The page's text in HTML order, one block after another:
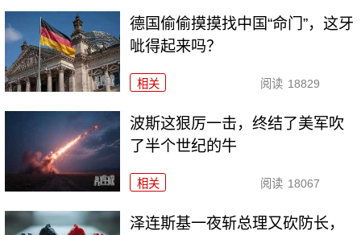
德国偷偷摸摸找中国“命门”，这牙
呲得起来吗？
相关 阅读 18829
波斯这狠厉一击，终结了美军吹
了半个世纪的牛
相关 阅读 18067
泽连斯基一夜斩总理又砍防长，